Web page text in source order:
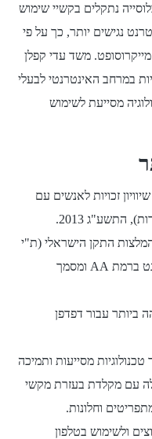
מהאוכלוסייה נתקלים בקשיי שימוש
נגישים יותר, כך על פי
2003 ע"י חברת מייקרוסופט. משד עדי קפלן
במרחב האינטרנטי לבעלי
מסייעת לשימוש
זכויות לאנשים עם
התשע"ג 2013.
התקן הישראלי (ת"י
5568) לנגישות תכנים באינטרנט ברמת AA ומסמך
ביותר עבור דפדפן
מסייעות ותמיכה
עם מקלדת בעזרת מקשי
ולשימוש בטלפון